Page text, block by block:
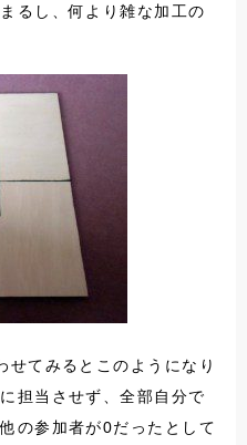
るし、何より雑な加工の
せてみるとこのようになり
担当させず、全部自分で
の参加者が0だったとして